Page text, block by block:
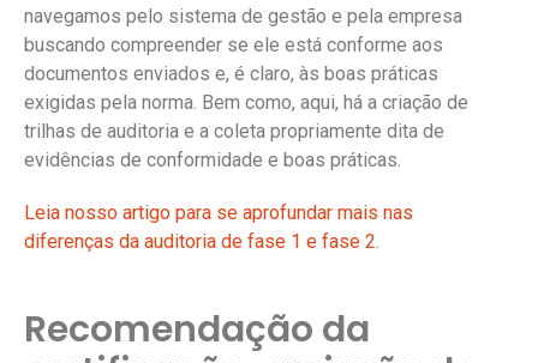
navegamos pelo sistema de gestão e pela empresa
buscando compreender se ele está conforme aos
documentos enviados e, é claro, às boas práticas
exigidas pela norma. Bem como, aqui, há a criação de
trilhas de auditoria e a coleta propriamente dita de
evidências de conformidade e boas práticas.
Leia nosso artigo para se aprofundar mais nas
diferenças da auditoria de fase 1 e fase 2.
Recomendação da